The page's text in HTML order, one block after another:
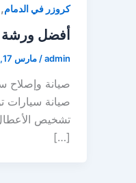
كروزر في الدمام,
أفضل ورشة
admin
/ مارس 17, 2026
صيانة وإصلاح
صيانة سيارات
تشخيص الأعطال
[…]